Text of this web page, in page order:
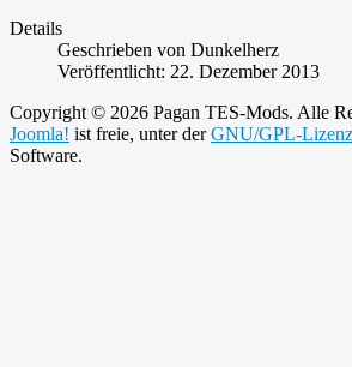
Details
Geschrieben von Dunkelherz
Veröffentlicht: 22. Dezember 2013
Copyright © 2026 Pagan TES-Mods. Alle
Joomla! ist freie, unter derGNU/GPL-Lizenz
Software.